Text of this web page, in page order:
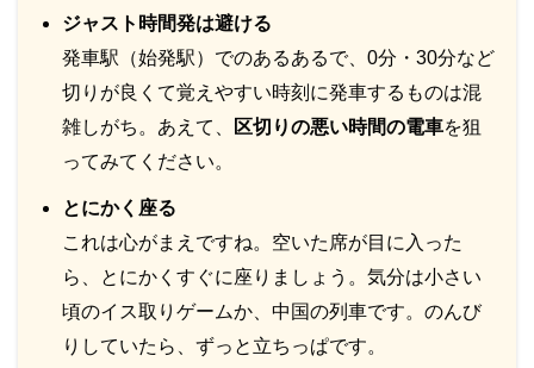
ジャスト時間発は避ける
発車駅（始発駅）でのあるあるで、0分・30分など
切りが良くて覚えやすい時刻に発車するものは混
雑しがち。あえて、
区切りの悪い時間の電車を狙
ってみてください。
とにかく座る
これは心がまえですね。空いた席が目に入った
ら、とにかくすぐに座りましょう。気分は小さい
頃のイス取りゲームか、中国の列車です。のんび
りしていたら、ずっと立ちっぱです。